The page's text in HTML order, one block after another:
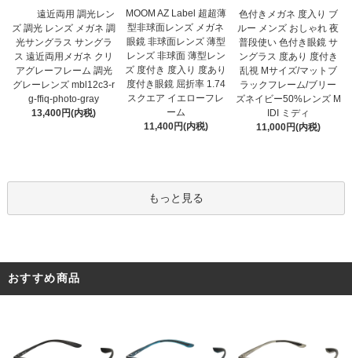
遠近両用 調光レン
ズ 調光 レンズ メガネ 調
光サングラス サングラ
ス 遠近両用メガネ クリ
アグレーフレーム 調光
グレーレンズ mbl12c3-r
g-ffiq-photo-gray
13,400円(内税)
MOOM AZ Label 超超薄
型非球面レンズ メガネ
眼鏡 非球面レンズ 薄型
レンズ 非球面 薄型レン
ズ 度付き 度入り 度あり
度付き眼鏡 屈折率 1.74
スクエア イエローフレ
ーム
11,400円(内税)
色付きメガネ 度入り ブ
ルー メンズ おしゃれ 夜
普段使い 色付き眼鏡 サ
ングラス 度あり 度付き
乱視 Mサイズ/マットブ
ラックフレーム/ブリー
ズネイビー50%レンズ M
IDI ミディ
11,000円(内税)
もっと見る
おすすめ商品